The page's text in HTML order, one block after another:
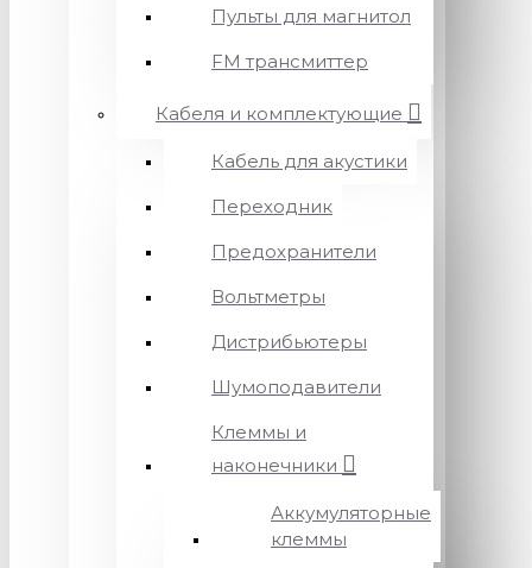
Пульты для магнитол
FM трансмиттер
Кабеля и комплектующие
Кабель для акустики
Переходник
Предохранители
Вольтметры
Дистрибьютеры
Шумоподавители
Клеммы и
наконечники
Аккумуляторные
клеммы